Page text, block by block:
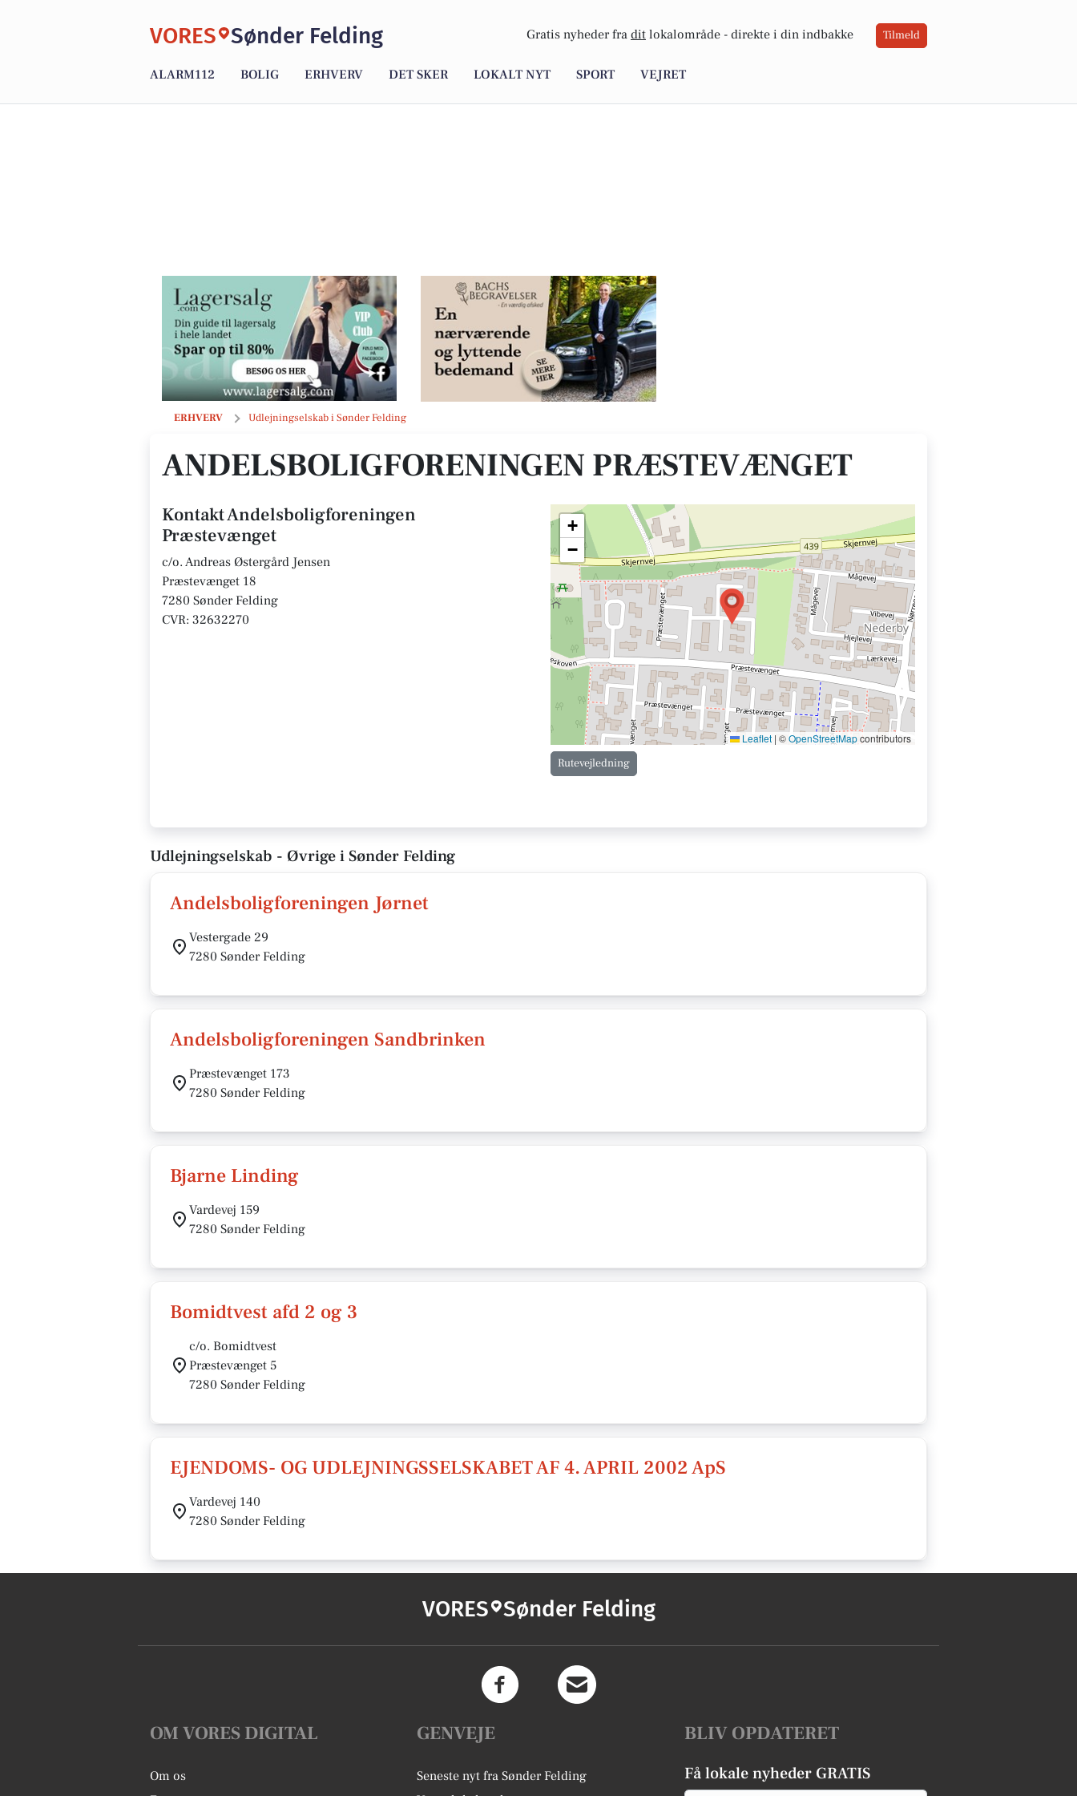
VORES Sønder Felding Gratis nyheder fra dit lokalområde - direkte i din indbakke Tilmeld
ALARM112 BOLIG ERHVERV DET SKER LOKALT NYT SPORT VEJRET
ERHVERV Udlejningselskab i Sønder Felding
Andelsboligforeningen Præstevænget
ANDELSBOLIGFORENINGEN PRÆSTEVÆNGET
Kontakt Andelsboligforeningen
Præstevænget
c/o. Andreas Østergård Jensen
Præstevænget 18
7280 Sønder Felding
CVR: 32632270
+
−
Leaflet | ©OpenStreetMapcontributors
Rutevejledning
Udlejningselskab - Øvrige i Sønder Felding
Andelsboligforeningen Jørnet
Vestergade 29
7280 Sønder Felding
Andelsboligforeningen Sandbrinken
Præstevænget 173
7280 Sønder Felding
Bjarne Linding
Vardevej 159
7280 Sønder Felding
Bomidtvest afd 2 og 3
c/o. Bomidtvest
Præstevænget 5
7280 Sønder Felding
EJENDOMS- OG UDLEJNINGSSELSKABET AF 4. APRIL 2002 ApS
Vardevej 140
7280 Sønder Felding
VORES Sønder Felding
OM VORES DIGITAL
Om os
GENVEJE
Seneste nyt fra Sønder Felding
BLIV OPDATERET
Få lokale nyheder GRATIS